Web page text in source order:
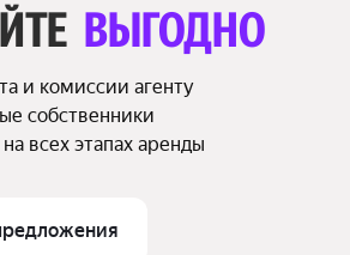
ВЫГОДНО
и комиссии агенту
собственники
всех этапах аренды